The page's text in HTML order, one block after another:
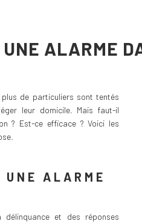
ALARME
de particuliers sont tentés
leur domicile. Mais faut-il
? Est-ce efficace ? Voici les
ALARME
délinquance et des réponses